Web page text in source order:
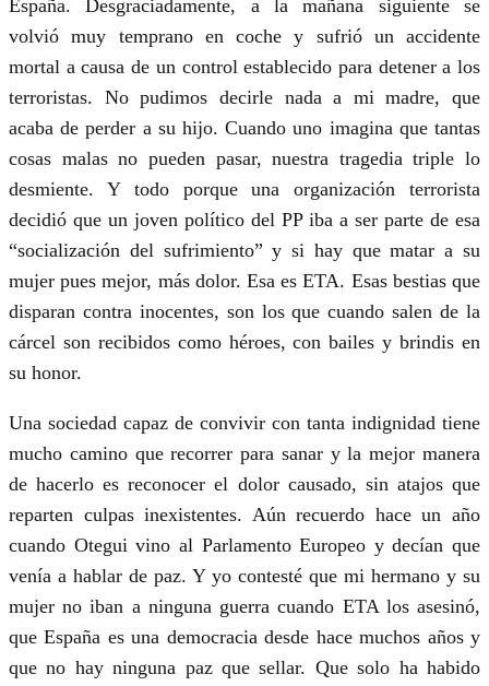
España. Desgraciadamente, a la mañana siguiente se
volvió muy temprano en coche y sufrió un accidente
mortal a causa de un control establecido para detener a los
terroristas. No pudimos decirle nada a mi madre, que
acaba de perder a su hijo. Cuando uno imagina que tantas
cosas malas no pueden pasar, nuestra tragedia triple lo
desmiente. Y todo porque una organización terrorista
decidió que un joven político del PP iba a ser parte de esa
“socialización del sufrimiento” y si hay que matar a su
mujer pues mejor, más dolor. Esa es ETA. Esas bestias que
disparan contra inocentes, son los que cuando salen de la
cárcel son recibidos como héroes, con bailes y brindis en
su honor.
Una sociedad capaz de convivir con tanta indignidad tiene
mucho camino que recorrer para sanar y la mejor manera
de hacerlo es reconocer el dolor causado, sin atajos que
reparten culpas inexistentes. Aún recuerdo hace un año
cuando Otegui vino al Parlamento Europeo y decían que
venía a hablar de paz. Y yo contesté que mi hermano y su
mujer no iban a ninguna guerra cuando ETA los asesinó,
que España es una democracia desde hace muchos años y
que no hay ninguna paz que sellar. Que solo ha habido